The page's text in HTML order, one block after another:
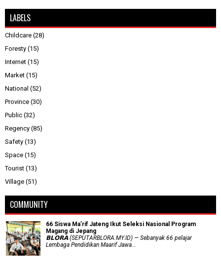
LABELS
Childcare (28)
Foresty (15)
Internet (15)
Market (15)
National (52)
Province (30)
Public (32)
Regency (85)
Safety (13)
Space (15)
Tourist (13)
Village (51)
COMMUNITY
66 Siswa Ma’rif Jateng Ikut Seleksi Nasional Program
Magang di Jepang
𝗕𝗟𝗢𝗥𝗔 (SEPUTARBLORA.MY.ID) — Sebanyak 66 pelajar
Lembaga Pendidikan Maarif Jawa...